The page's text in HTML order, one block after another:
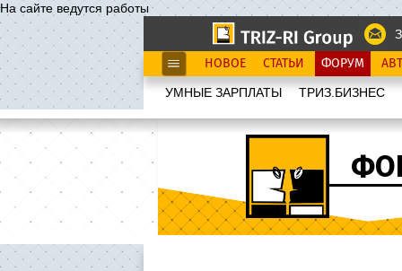
На сайте ведутся работы
НОВОЕ СТАТЬИ ФОРУМ
УМНЫЕ ЗАРПЛАТЫ ТРИЗ.БИЗНЕС